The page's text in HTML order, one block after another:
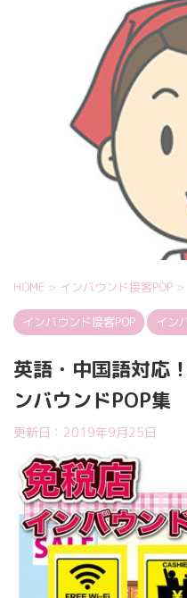
HOME > インバウンド接客POP >
インバウンド接客POP イン
英語・中国語対応
ンバウンドPOP集
更新日： 2019年9月25日